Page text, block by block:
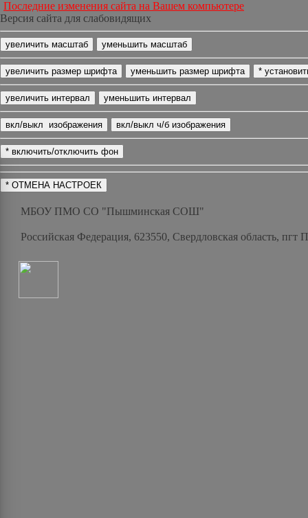
Последние изменения сайта на Вашем компьютере
Версия сайта для слабовидящих
МБОУ ПМО СО "Пышминская СОШ"
Российская Федерация, 623550, Свердловская область,